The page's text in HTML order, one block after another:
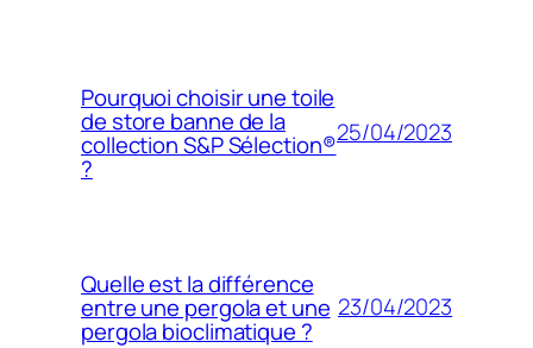
Pourquoi choisir une toile
de store banne de la
collection S&P Sélection®
?
25/04/2023
Quelle est la différence
entre une pergola et une
pergola bioclimatique ?
23/04/2023